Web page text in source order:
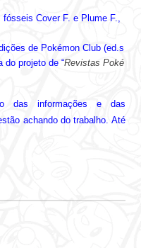
Cover F. e Plume F.,
de Pokémon Club (ed.s
do projeto de “Revistas Poké
das informações e das
achando do trabalho. Até